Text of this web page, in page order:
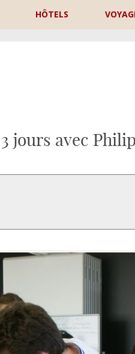
HÔTELS
jours avec